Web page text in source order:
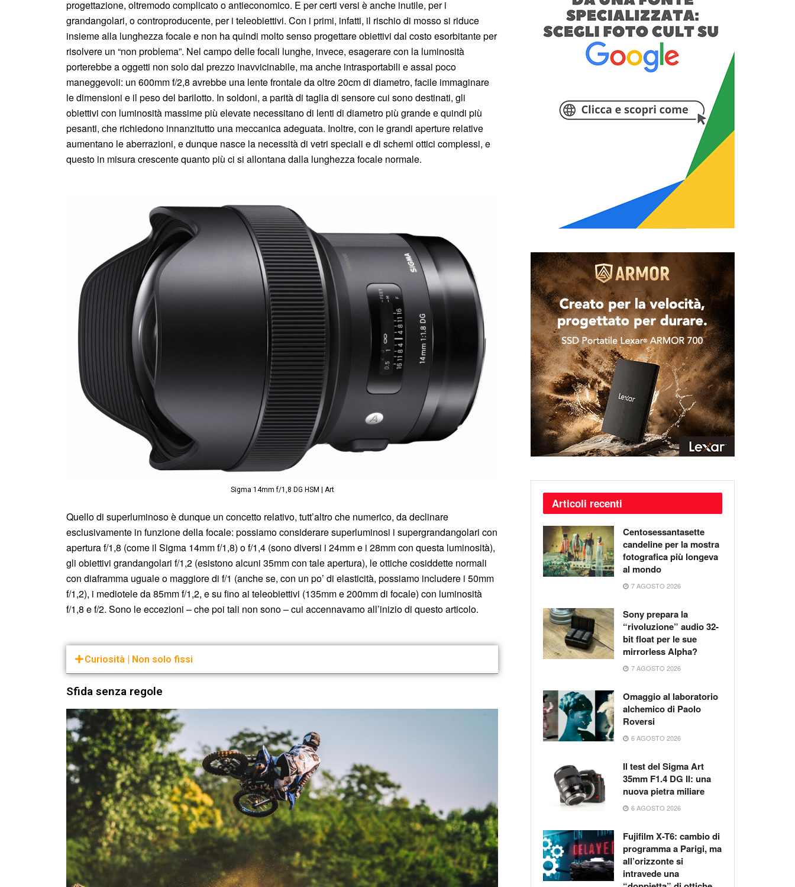
progettazione, oltremodo complicato o antieconomico. E per certi versi è anche inutile, per i
grandangolari, o controproducente, per i teleobiettivi. Con i primi, infatti, il rischio di mosso si riduce
insieme alla lunghezza focale e non ha quindi molto senso progettare obiettivi dal costo esorbitante per
risolvere un “non problema”. Nel campo delle focali lunghe, invece, esagerare con la luminosità
porterebbe a oggetti non solo dal prezzo inavvicinabile, ma anche intrasportabili e assai poco
maneggevoli: un 600mm f/2,8 avrebbe una lente frontale da oltre 20cm di diametro, facile immaginare
le dimensioni e il peso del barilotto. In soldoni, a parità di taglia di sensore cui sono destinati, gli
obiettivi con luminosità massime più elevate necessitano di lenti di diametro più grande e quindi più
pesanti, che richiedono innanzitutto una meccanica adeguata. Inoltre, con le grandi aperture relative
aumentano le aberrazioni, e dunque nasce la necessità di vetri speciali e di schemi ottici complessi, e
questo in misura crescente quanto più ci si allontana dalla lunghezza focale normale.
Sigma 14mm f/1,8 DG HSM | Art
Quello di superluminoso è dunque un concetto relativo, tutt’altro che numerico, da declinare
esclusivamente in funzione della focale: possiamo considerare superluminosi i supergrandangolari con
apertura f/1,8 (come il Sigma 14mm f/1,8) o f/1,4 (sono diversi i 24mm e i 28mm con questa luminosità),
gli obiettivi grandangolari f/1,2 (esistono alcuni 35mm con tale apertura), le ottiche cosiddette normali
con diaframma uguale o maggiore di f/1 (anche se, con un po’ di elasticità, possiamo includere i 50mm
f/1,2), i mediotele da 85mm f/1,2, e su fino ai teleobiettivi (135mm e 200mm di focale) con luminosità
f/1,8 e f/2. Sono le eccezioni – che poi tali non sono – cui accennavamo all’inizio di questo articolo.
Curiosità | Non solo fissi
Sfida senza regole
Articoli recenti
Centosessantasette
candeline per la mostra
fotografica più longeva
al mondo
7 AGOSTO 2026
Sony prepara la
“rivoluzione” audio 32-
bit float per le sue
mirrorless Alpha?
7 AGOSTO 2026
Omaggio al laboratorio
alchemico di Paolo
Roversi
6 AGOSTO 2026
Il test del Sigma Art
35mm F1.4 DG II: una
nuova pietra miliare
6 AGOSTO 2026
Fujifilm X-T6: cambio di
programma a Parigi, ma
all’orizzonte si
intravede una